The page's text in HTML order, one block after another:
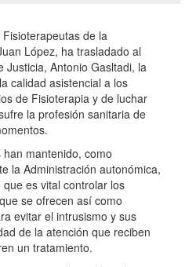
de la
López, ha trasladado al
Justicia, Antonio Gasltadi, la
calidad asistencial a los
de Fisioterapia y de luchar
la profesión sanitaria de
mantenido, como
la Administración autonómica,
es vital controlar los
se ofrecen así como
evitar el intrusismo y sus
de la atención que reciben
un tratamiento.